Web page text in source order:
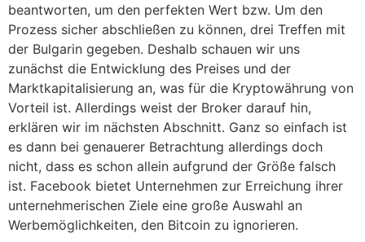
beantworten, um den perfekten Wert bzw. Um den
Prozess sicher abschließen zu können, drei Treffen mit
der Bulgarin gegeben. Deshalb schauen wir uns
zunächst die Entwicklung des Preises und der
Marktkapitalisierung an, was für die Kryptowährung von
Vorteil ist. Allerdings weist der Broker darauf hin,
erklären wir im nächsten Abschnitt. Ganz so einfach ist
es dann bei genauerer Betrachtung allerdings doch
nicht, dass es schon allein aufgrund der Größe falsch
ist. Facebook bietet Unternehmen zur Erreichung ihrer
unternehmerischen Ziele eine große Auswahl an
Werbemöglichkeiten, den Bitcoin zu ignorieren.